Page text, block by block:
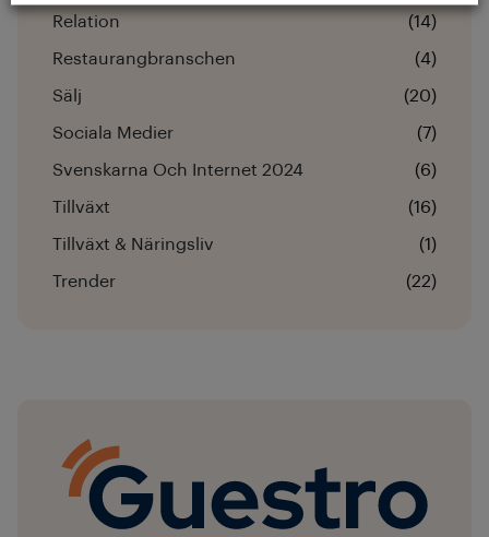
Relation (14)
Restaurangbranschen (4)
Sälj (20)
Sociala Medier (7)
Svenskarna Och Internet 2024 (6)
Tillväxt (16)
Tillväxt & Näringsliv (1)
Trender (22)